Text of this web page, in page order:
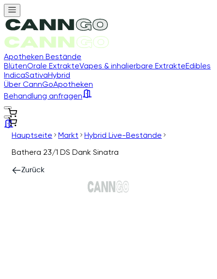
Apotheken Bestände
BlütenOrale ExtrakteVapes & inhalierbare ExtrakteEdibles
IndicaSativaHybrid
Über CannGoApotheken
Behandlung anfragen
Hauptseite Markt
Hybrid Live-Bestände
Bathera 23/1 DS Dank Sinatra
Zurück